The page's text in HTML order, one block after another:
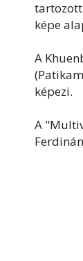
képe
A
képezi.
A